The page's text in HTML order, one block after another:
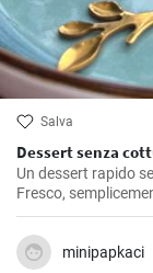
Salva
Dessert senza
Un dessert rapido
Fresco,
minipapkaci